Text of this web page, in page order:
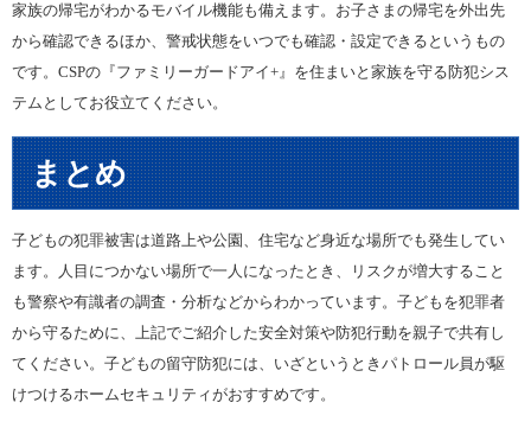
家族の帰宅がわかるモバイル機能も備えます。お子さまの帰宅を外出先
から確認できるほか、警戒状態をいつでも確認・設定できるというもの
です。CSPの『ファミリーガードアイ+』を住まいと家族を守る防犯シス
テムとしてお役立てください。
まとめ
子どもの犯罪被害は道路上や公園、住宅など身近な場所でも発生してい
ます。人目につかない場所で一人になったとき、リスクが増大すること
も警察や有識者の調査・分析などからわかっています。子どもを犯罪者
から守るために、上記でご紹介した安全対策や防犯行動を親子で共有し
てください。子どもの留守防犯には、いざというときパトロール員が駆
けつけるホームセキュリティがおすすめです。